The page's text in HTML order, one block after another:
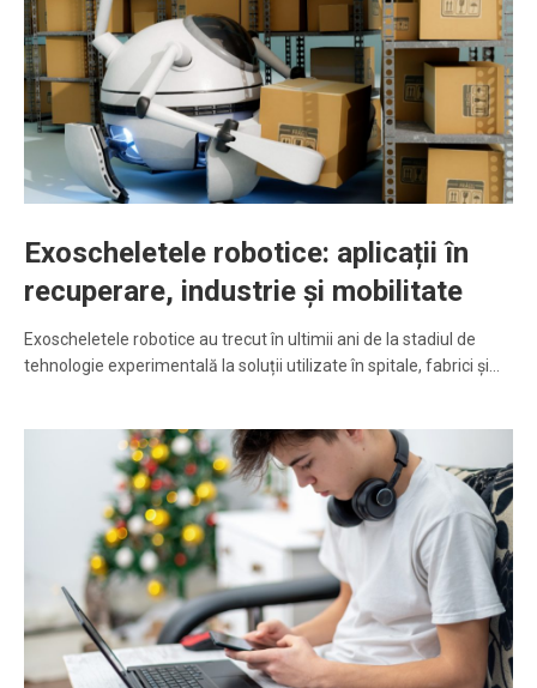
Exoscheletele robotice: aplicații în
recuperare, industrie și mobilitate
Exoscheletele robotice au trecut în ultimii ani de la stadiul de
tehnologie experimentală la soluții utilizate în spitale, fabrici și…